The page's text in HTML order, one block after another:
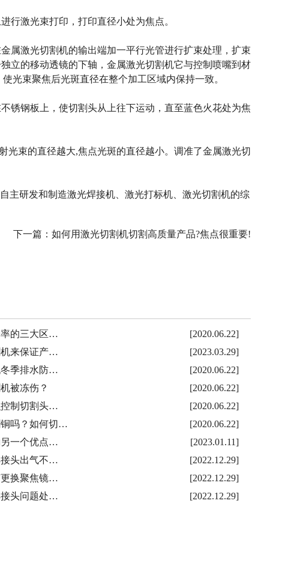
激光束打印，打印直径小处为焦点。
激光切割机的输出端加一平行光管进行扩束处理，扩束
立的移动透镜的下轴，金属激光切割机它与控制喷嘴到材
光束聚焦后光斑直径在整个加工区域内保持一致。
钢板上，使切割头从上往下运动，直至蓝色火花处为焦
束的直径越大,焦点光斑的直径越小。调准了金属激光切
研发和制造激光焊接机、激光打标机、激光切割机的综
下一篇： 如何用激光切割机切割高质量产品?焦点很重要!
[2020.06.22]
率的三大区…
[2023.03.29]
机来保证产…
[2020.06.22]
冬季排水防…
[2020.06.22]
被冻伤？
[2020.06.22]
控制切割头…
[2020.06.22]
吗？如何切…
[2023.01.11]
另一个优点…
[2022.12.29]
接头出气不…
[2022.12.29]
更换聚焦镜…
[2022.12.29]
接头问题处…